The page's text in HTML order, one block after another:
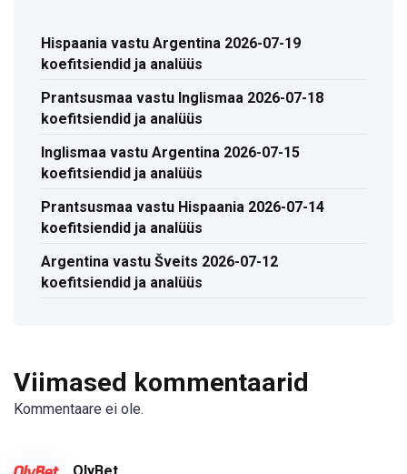
Hispaania vastu Argentina 2026-07-19
koefitsiendid ja analüüs
Prantsusmaa vastu Inglismaa 2026-07-18
koefitsiendid ja analüüs
Inglismaa vastu Argentina 2026-07-15
koefitsiendid ja analüüs
Prantsusmaa vastu Hispaania 2026-07-14
koefitsiendid ja analüüs
Argentina vastu Šveits 2026-07-12
koefitsiendid ja analüüs
Viimased kommentaarid
Kommentaare ei ole.